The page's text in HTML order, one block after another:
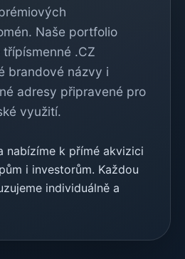
Naše portfolio
.CZ
brandové názvy i
adresy připravené pro
využití.
nabízíme k přímé akvizici
i investorům. Každou
individuálně a